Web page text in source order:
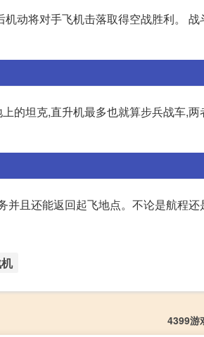
动将对手飞机击落取得空战胜利。 战
的坦克,直升机最多也就算步兵战车,两
并且还能返回起飞地点。不论是航程还
4399游